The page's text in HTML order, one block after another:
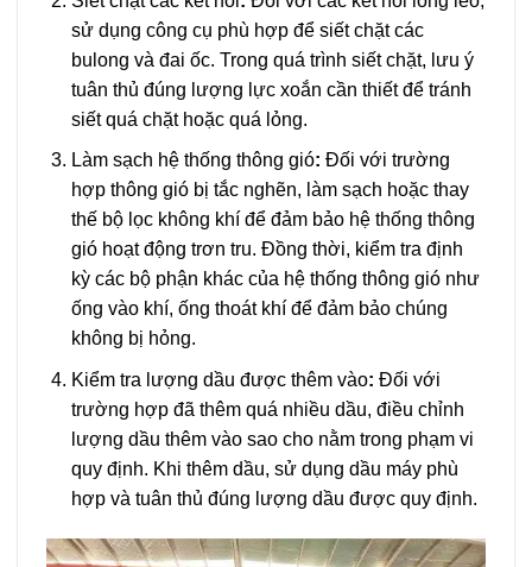
sử dụng công cụ phù hợp để siết chặt các
bulong và đai ốc. Trong quá trình siết chặt, lưu ý
tuân thủ đúng lượng lực xoắn cần thiết để tránh
siết quá chặt hoặc quá lỏng.
Làm sạch hệ thống thông gió: Đối với trường
hợp thông gió bị tắc nghẽn, làm sạch hoặc thay
thế bộ lọc không khí để đảm bảo hệ thống thông
gió hoạt động trơn tru. Đồng thời, kiểm tra định
kỳ các bộ phận khác của hệ thống thông gió như
ống vào khí, ống thoát khí để đảm bảo chúng
không bị hỏng.
Kiểm tra lượng dầu được thêm vào: Đối với
trường hợp đã thêm quá nhiều dầu, điều chỉnh
lượng dầu thêm vào sao cho nằm trong phạm vi
quy định. Khi thêm dầu, sử dụng dầu máy phù
hợp và tuân thủ đúng lượng dầu được quy định.